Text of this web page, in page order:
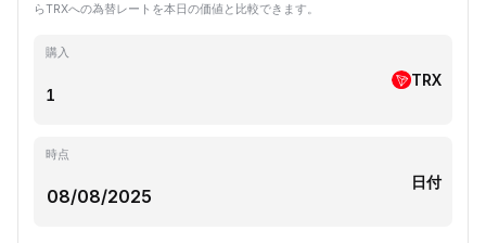
らTRXへの為替レートを本日の価値と比較できます。
購入
TRX
時点
日付